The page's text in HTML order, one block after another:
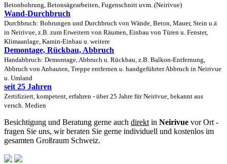
Betonbohrung, Betonsägearbeiten, Fugenschnitt uvm. (Neirivue)
Wand-Durchbruch
Durchbruch: Bohrungen und Durchbruch von Wände, Beton, Mauer, Stein u.ä
in Neirivue, z.B. zum Erweitern von Räumen, Einbau von Türen u. Fenster,
Klimaanlage, Kamin-Einbau u. weitere
Demontage, Rückbau, Abbruch
Handabbruch: Demontage, Abbruch u. Rückbau, z.B. Balkon-Entfernung,
Abbruch von Anbauten, Treppe entfernen u. handgeführter Abbruch in Neirivue
u. Umland
seit 25 Jahren
Zertifiziert, kompetent, erfahren - über 25 Jahre für Neirivue, bekannt aus
versch. Medien
Besichtigung und Beratung gerne auch direkt in Neirivue vor Ort -
fragen Sie uns, wir beraten Sie gerne individuell und kostenlos im
gesamten Großraum Schweiz.